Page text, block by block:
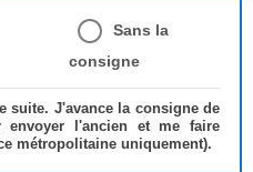
Sans la
consigne
suite. J'avance la consigne de
l'ancien et me faire
métropolitaine uniquement).